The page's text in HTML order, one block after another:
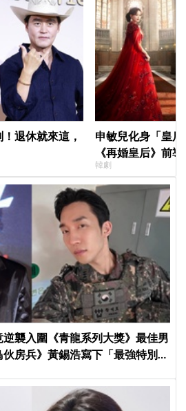
退休就來這，
申敏兒化身「皇
《再婚皇后》前
＋豪華主演陣容
韓劇
襲入圍《青龍系列大獎》最佳男
房兵》黃錫浩寫下「最強特別出